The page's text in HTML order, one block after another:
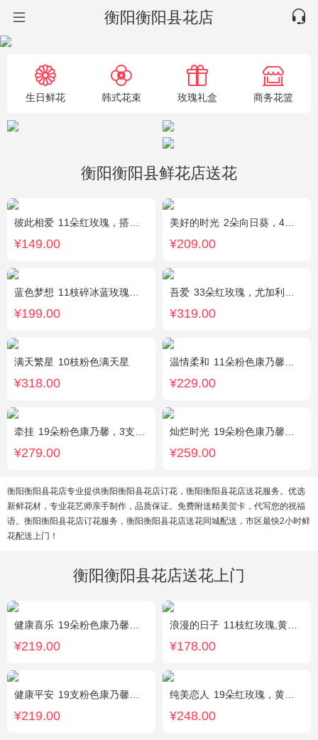
衡阳衡阳县花店
生日鲜花 韩式花束 玫瑰礼盒 商务花篮
衡阳衡阳县鲜花店送花
彼此相爱 11朵红玫瑰，搭配适量满天星、叶上黄金。
¥149.00
美好的时光 2朵向日葵，4朵香槟玫瑰，2朵碎冰蓝玫瑰，桔梗、配花、配草搭配
¥209.00
蓝色梦想 11枝碎冰蓝玫瑰，洋甘菊和尤加利叶适量搭配
¥199.00
吾爱 33朵红玫瑰，尤加利绿叶搭配
¥319.00
满天繁星 10枝粉色满天星
¥318.00
温情柔和 11朵粉色康乃馨，8朵粉玫瑰，搭配桔梗
¥229.00
牵挂 19朵粉色康乃馨，3支多头粉百合，黄莺搭配
¥279.00
灿烂时光 19朵粉色康乃馨，2支多头粉百合，桔梗、黄莺搭配
¥259.00
衡阳衡阳县花店专业提供衡阳衡阳县花店订花，衡阳衡阳县花店送花服务。优选
新鲜花材，专业花艺师亲手制作，品质保证。免费附送精美贺卡，代写您的祝福
语。衡阳衡阳县花店订花服务，衡阳衡阳县花店送花同城配送，市区最快2小时鲜
花配送上门！
衡阳衡阳县花店送花上门
健康喜乐 19朵粉色康乃馨，满天星、绿叶搭配
¥219.00
浪漫的日子 11枝红玫瑰,黄莺、满天星适量搭配。
¥178.00
健康平安 19支粉色康乃馨，1支香水百合，搭配适量石竹梅、黄莺。
¥219.00
纯美恋人 19朵红玫瑰，黄莺、满天星、绿叶适量点缀
¥248.00